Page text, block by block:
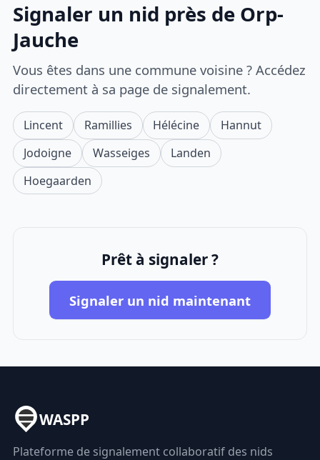
Signaler un nid près de Orp-
Jauche
Vous êtes dans une commune voisine ? Accédez
directement à sa page de signalement.
Lincent Ramillies Hélécine
Hannut
Jodoigne
Wasseiges
Landen
Hoegaarden
Prêt à signaler ?
Signaler un nid maintenant
WASPP
Plateforme de signalement collaboratif des nids